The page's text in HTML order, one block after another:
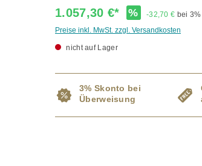
1.057,30 €* % -32,70 € bei
Preise inkl. MwSt. zzgl. Versandkosten
nicht auf Lager
3% Skonto bei
Überweisung